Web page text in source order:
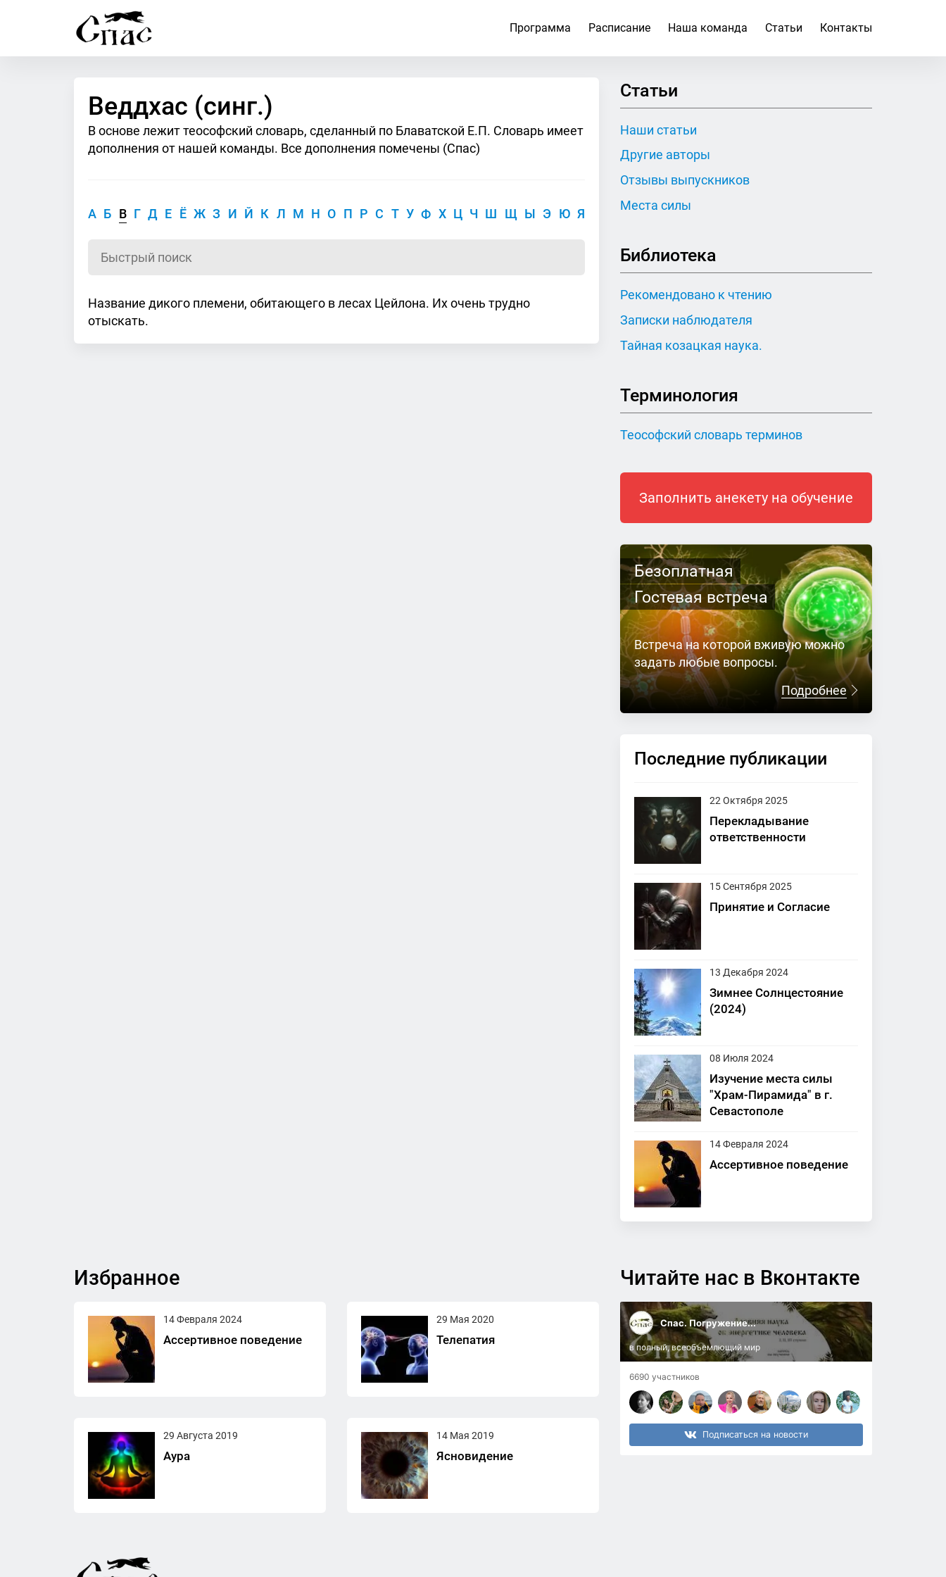
Программа Расписание Наша команда Статьи Контакты
Веддхас (синг.)
В основе лежит теософский словарь, сделанный по Блаватской Е.П. Словарь имеет
дополнения от нашей команды. Все дополнения помечены (Спас)
А Б В Г Д Е Ё Ж З И Й К Л М Н О П Р С Т У Ф Х Ц Ч Ш Щ Ы Э Ю Я
Название дикого племени, обитающего в лесах Цейлона. Их очень трудно
отыскать.
Статьи
Наши статьи
Другие авторы
Отзывы выпускников
Места силы
Библиотека
Рекомендовано к чтению
Записки наблюдателя
Тайная козацкая наука.
Терминология
Теософский словарь терминов
Заполнить анекету на обучение
Безоплатная
Гостевая встреча
Встреча на которой вживую можно
задать любые вопросы.
Подробнее
Последние публикации
22 Октября 2025
Перекладывание
ответственности
15 Сентября 2025
Принятие и Согласие
13 Декабря 2024
Зимнее Солнцестояние
(2024)
08 Июля 2024
Изучение места силы
"Храм-Пирамида" в г.
Севастополе
14 Февраля 2024
Ассертивное поведение
Избранное
14 Февраля 2024
Ассертивное поведение
29 Мая 2020
Телепатия
29 Августа 2019
Аура
14 Мая 2019
Ясновидение
Читайте нас в Вконтакте
Спас. Погружение...
в полный, всеобъемлющий мир
6690 участников
Подписаться на новости